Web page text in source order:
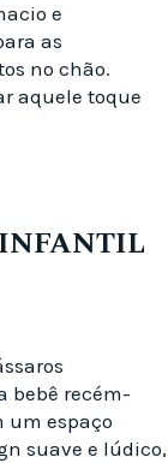
e
as
no chão.
aquele toque
bebê recém-
um espaço
suave e lúdico,